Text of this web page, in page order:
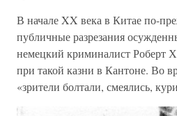
В начале XX века в Китае по-
публичные разрезания
немецкий криминалист Роберт
при такой казни в Кантоне. Во
«зрители болтали, смеялись,